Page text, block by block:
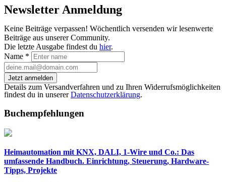
Newsletter Anmeldung
Keine Beiträge verpassen! Wöchentlich versenden wir lesenwerte
Beiträge aus unserer Community.
Die letzte Ausgabe findest du hier.
Name *
Jetzt anmelden
Details zum Versandverfahren und zu Ihren Widerrufsmöglichkeiten
findest du in unsererDatenschutzerklärung.
Buchempfehlungen
Heimautomation mit KNX, DALI, 1-Wire und Co.: Das
umfassende Handbuch. Einrichtung, Steuerung, Hardware-
Tipps, Projekte